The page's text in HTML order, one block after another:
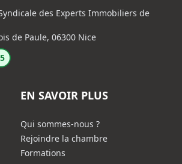
des Experts Immobiliers de
de Paule, 06300 Nice
EN SAVOIR PLUS
Qui sommes-nous ?
Rejoindre la chambre
Formations